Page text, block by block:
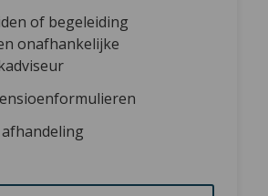
of begeleiding
onafhankelijke